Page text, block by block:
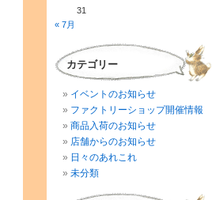
31
« 7月
カテゴリー
イベントのお知らせ
ファクトリーショップ開催情報
商品入荷のお知らせ
店舗からのお知らせ
日々のあれこれ
未分類